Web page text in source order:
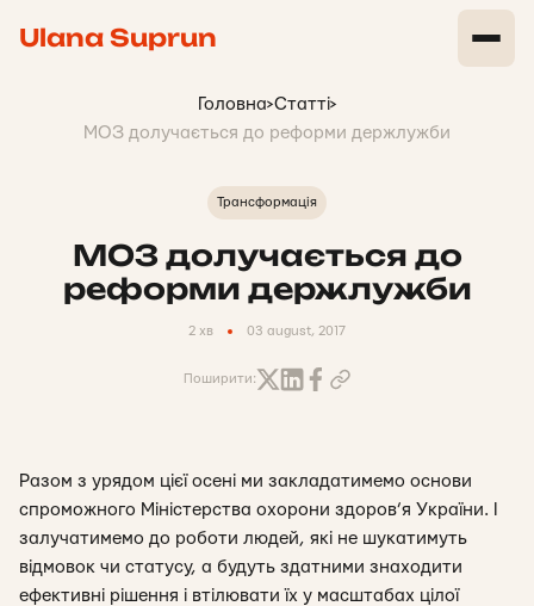
Ulana Suprun
Головна>Статті>
МОЗ долучається до реформи держлужби
Трансформація
МОЗ долучається до
реформи держлужби
2 хв 03 august, 2017
Поширити:
Разом з урядом цієї осені ми закладатимемо основи
спроможного Міністерства охорони здоров’я України. І
залучатимемо до роботи людей, які не шукатимуть
відмовок чи статусу, а будуть здатними знаходити
ефективні рішення і втілювати їх у масштабах цілої